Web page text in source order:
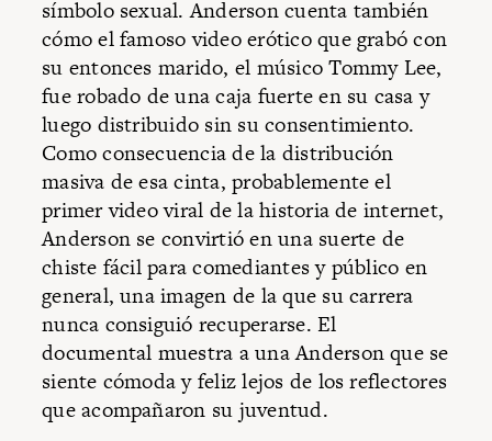
símbolo sexual. Anderson cuenta también
cómo el famoso video erótico que grabó con
su entonces marido, el músico Tommy Lee,
fue robado de una caja fuerte en su casa y
luego distribuido sin su consentimiento.
Como consecuencia de la distribución
masiva de esa cinta, probablemente el
primer video viral de la historia de internet,
Anderson se convirtió en una suerte de
chiste fácil para comediantes y público en
general, una imagen de la que su carrera
nunca consiguió recuperarse. El
documental muestra a una Anderson que se
siente cómoda y feliz lejos de los reflectores
que acompañaron su juventud.